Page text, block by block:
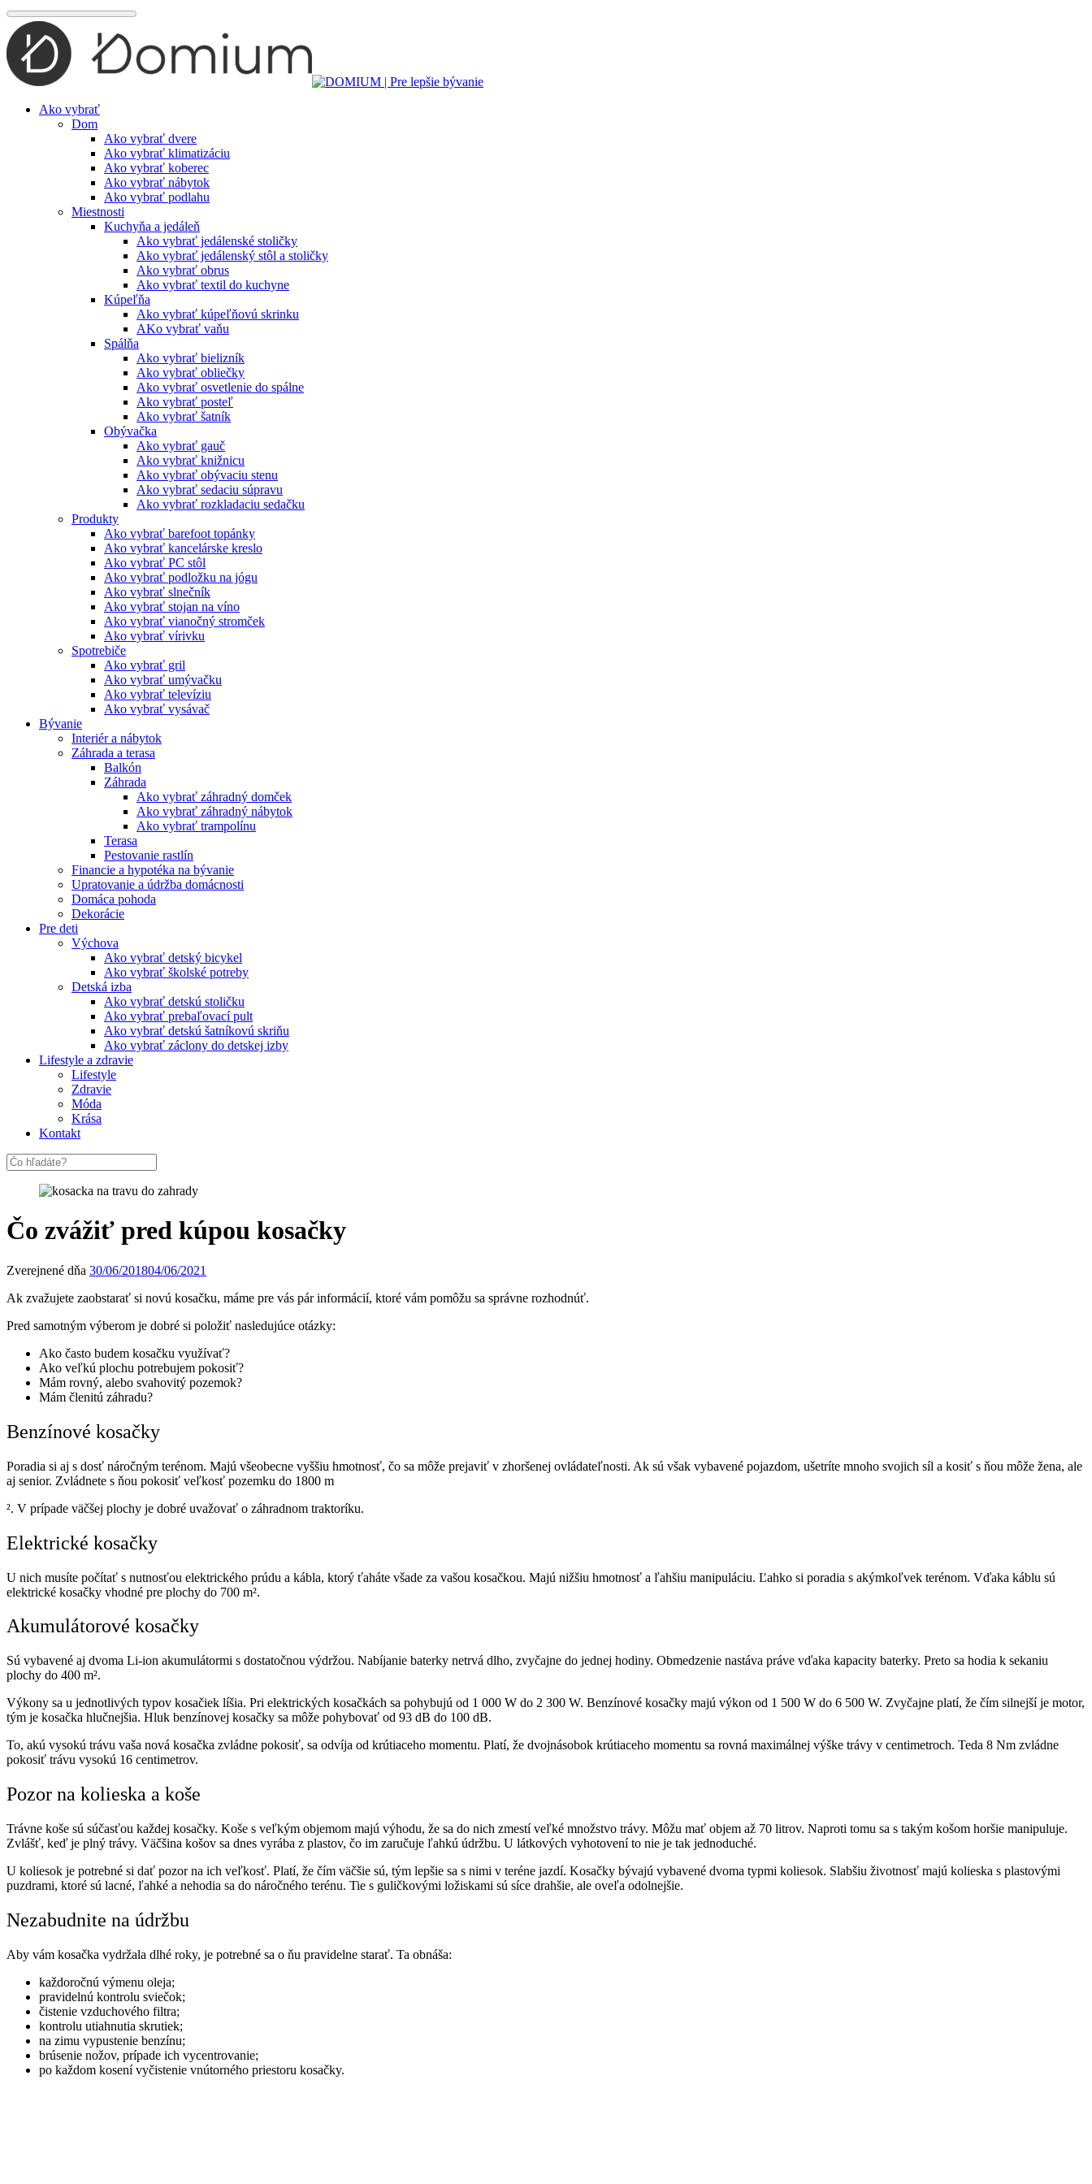
Preskočiť
na
obsah
Ako vybrať
Dom
Ako vybrať dvere
Ako vybrať klimatizáciu
Ako vybrať koberec
Ako vybrať nábytok
Ako vybrať podlahu
Miestnosti
Kuchyňa a jedáleň
Ako vybrať jedálenské stoličky
Ako vybrať jedálenský stôl a stoličky
Ako vybrať obrus
Ako vybrať textil do kuchyne
Kúpeľňa
Ako vybrať kúpeľňovú skrinku
AKo vybrať vaňu
Spálňa
Ako vybrať bielizník
Ako vybrať obliečky
Ako vybrať osvetlenie do spálne
Ako vybrať posteľ
Ako vybrať šatník
Obývačka
Ako vybrať gauč
Ako vybrať knižnicu
Ako vybrať obývaciu stenu
Ako vybrať sedaciu súpravu
Ako vybrať rozkladaciu sedačku
Produkty
Ako vybrať barefoot topánky
Ako vybrať kancelárske kreslo
Ako vybrať PC stôl
Ako vybrať podložku na jógu
Ako vybrať slnečník
Ako vybrať stojan na víno
Ako vybrať vianočný stromček
Ako vybrať vírivku
Spotrebiče
Ako vybrať gril
Ako vybrať umývačku
Ako vybrať televíziu
Ako vybrať vysávač
Bývanie
Interiér a nábytok
Záhrada a terasa
Balkón
Záhrada
Ako vybrať záhradný domček
Ako vybrať záhradný nábytok
Ako vybrať trampolínu
Terasa
Pestovanie rastlín
Financie a hypotéka na bývanie
Upratovanie a údržba domácnosti
Domáca pohoda
Dekorácie
Pre deti
Výchova
Ako vybrať detský bicykel
Ako vybrať školské potreby
Detská izba
Ako vybrať detskú stoličku
Ako vybrať prebaľovací pult
Ako vybrať detskú šatníkovú skriňu
Ako vybrať záclony do detskej izby
Lifestyle a zdravie
Lifestyle
Zdravie
Móda
Krása
Kontakt
Čo zvážiť pred kúpou kosačky
Zverejnené dňa 30/06/201804/06/2021
Ak zvažujete zaobstarať si novú kosačku, máme pre vás pár informácií, ktoré vám pomôžu sa správne rozhodnúť.
Pred samotným výberom je dobré si položiť nasledujúce otázky:
Ako často budem kosačku využívať?
Ako veľkú plochu potrebujem pokosiť?
Mám rovný, alebo svahovitý pozemok?
Mám členitú záhradu?
Benzínové kosačky
Poradia si aj s dosť náročným terénom. Majú všeobecne vyššiu hmotnosť, čo sa môže prejaviť v zhoršenej ovládateľnosti. Ak sú však vybavené pojazdom, ušetríte mnoho svojich síl a kosiť s ňou môže žena, ale
aj senior. Zvládnete s ňou pokosiť veľkosť pozemku do 1800 m
². V prípade väčšej plochy je dobré uvažovať o záhradnom traktoríku.
Elektrické kosačky
U nich musíte počítať s nutnosťou elektrického prúdu a kábla, ktorý ťaháte všade za vašou kosačkou. Majú nižšiu hmotnosť a ľahšiu manipuláciu. Ľahko si poradia s akýmkoľvek terénom. Vďaka káblu sú
elektrické kosačky vhodné pre plochy do 700 m².
Akumulátorové kosačky
Sú vybavené aj dvoma Li-ion akumulátormi s dostatočnou výdržou. Nabíjanie baterky netrvá dlho, zvyčajne do jednej hodiny. Obmedzenie nastáva práve vďaka kapacity baterky. Preto sa hodia k sekaniu
plochy do 400 m².
Výkony sa u jednotlivých typov kosačiek líšia. Pri elektrických kosačkách sa pohybujú od 1 000 W do 2 300 W. Benzínové kosačky majú výkon od 1 500 W do 6 500 W. Zvyčajne platí, že čím silnejší je motor,
tým je kosačka hlučnejšia. Hluk benzínovej kosačky sa môže pohybovať od 93 dB do 100 dB.
To, akú vysokú trávu vaša nová kosačka zvládne pokosiť, sa odvíja od krútiaceho momentu. Platí, že dvojnásobok krútiaceho momentu sa rovná maximálnej výške trávy v centimetroch. Teda 8 Nm zvládne
pokosiť trávu vysokú 16 centimetrov.
Pozor na kolieska a koše
Trávne koše sú súčasťou každej kosačky. Koše s veľkým objemom majú výhodu, že sa do nich zmestí veľké množstvo trávy. Môžu mať objem až 70 litrov. Naproti tomu sa s takým košom horšie manipuluje.
Zvlášť, keď je plný trávy. Väčšina košov sa dnes vyrába z plastov, čo im zaručuje ľahkú údržbu. U látkových vyhotovení to nie je tak jednoduché.
U koliesok je potrebné si dať pozor na ich veľkosť. Platí, že čím väčšie sú, tým lepšie sa s nimi v teréne jazdí. Kosačky bývajú vybavené dvoma typmi koliesok. Slabšiu životnosť majú kolieska s plastovými
puzdrami, ktoré sú lacné, ľahké a nehodia sa do náročného terénu. Tie s guličkovými ložiskami sú síce drahšie, ale oveľa odolnejšie.
Nezabudnite na údržbu
Aby vám kosačka vydržala dlhé roky, je potrebné sa o ňu pravidelne starať. Ta obnáša:
každoročnú výmenu oleja;
pravidelnú kontrolu sviečok;
čistenie vzduchového filtra;
kontrolu utiahnutia skrutiek;
na zimu vypustenie benzínu;
brúsenie nožov, prípade ich vycentrovanie;
po každom kosení vyčistenie vnútorného priestoru kosačky.